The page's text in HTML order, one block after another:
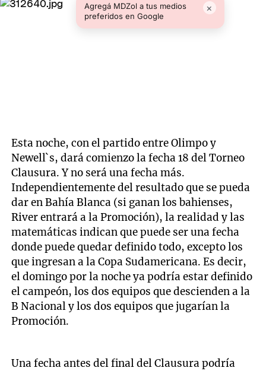
Agregá MDZol a tus medios
preferidos en Google
×
Esta noche, con el partido entre Olimpo y
Newell`s, dará comienzo la fecha 18 del Torneo
Clausura. Y no será una fecha más.
Independientemente del resultado que se pueda
dar en Bahía Blanca (si ganan los bahienses,
River entrará a la Promoción), la realidad y las
matemáticas indican que puede ser una fecha
donde puede quedar definido todo, excepto los
que ingresan a la Copa Sudamericana. Es decir,
el domingo por la noche ya podría estar definido
el campeón, los dos equipos que descienden a la
B Nacional y los dos equipos que jugarían la
Promoción.
Una fecha antes del final del Clausura podría